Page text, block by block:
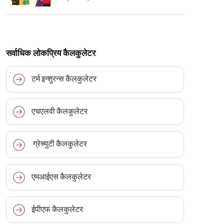
सर्वाधिक लोकप्रिय कैलकुलेटर
टर्म इन्शुरन्स कैलकुलेटर
एचएलवी कैलकुलेटर
ग्रेच्युटी कैलकुलेटर
एमआईएस कैलकुलेटर
ईपीएफ कैलकुलेटर